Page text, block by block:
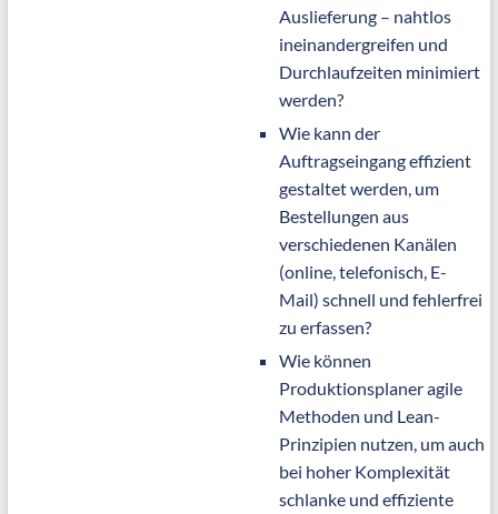
Auslieferung – nahtlos
ineinandergreifen und
Durchlaufzeiten minimiert
werden?
Wie kann der
Auftragseingang effizient
gestaltet werden, um
Bestellungen aus
verschiedenen Kanälen
(online, telefonisch, E-
Mail) schnell und fehlerfrei
zu erfassen?
Wie können
Produktionsplaner agile
Methoden und Lean-
Prinzipien nutzen, um auch
bei hoher Komplexität
schlanke und effiziente